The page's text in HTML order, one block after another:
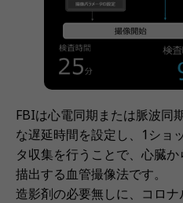
FBIは心電同期または脈波同
な遅延時間を設定し、1ショ
タ収集を行うことで、心臓
描出する血管撮像法です。
造影剤の必要無しに、コロ